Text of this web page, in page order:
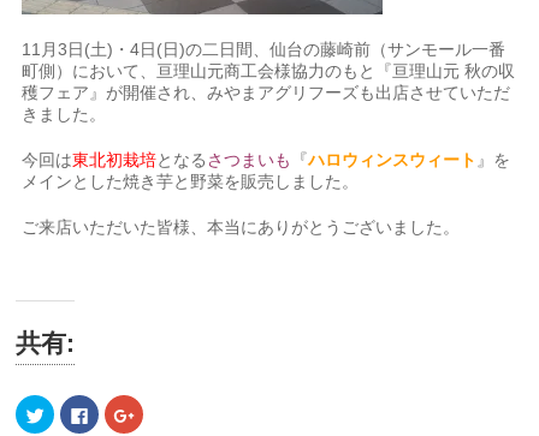
11月3日(土)・4日(日)の二日間、仙台の藤崎前（サンモール一番
町側）において、亘理山元商工会様協力のもと『亘理山元 秋の収
穫フェア』が開催され、みやまアグリフーズも出店させていただ
きました。
今回は東北初栽培となるさつまいも 『ハロウィンスウィート 』を
メインとした焼き芋と野菜を販売しました。
ご来店いただいた皆様、本当にありがとうございました。
共有:
ク
リ
Facebook
で
ク
リ